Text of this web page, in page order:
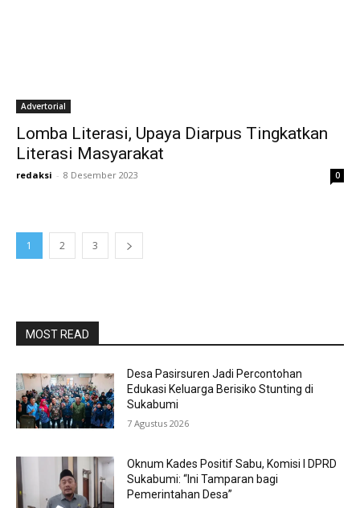
Advertorial
Lomba Literasi, Upaya Diarpus Tingkatkan
Literasi Masyarakat
redaksi - 8 Desember 2023 0
1 2 3
MOST READ
Desa Pasirsuren Jadi Percontohan
Edukasi Keluarga Berisiko Stunting di
Sukabumi
7 Agustus 2026
Oknum Kades Positif Sabu, Komisi I DPRD
Sukabumi: “Ini Tamparan bagi
Pemerintahan Desa”